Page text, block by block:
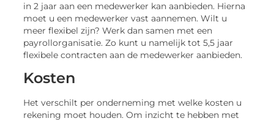
in 2 jaar aan een medewerker kan aanbieden. Hierna
moet u een medewerker vast aannemen. Wilt u
meer flexibel zijn? Werk dan samen met een
payrollorganisatie. Zo kunt u namelijk tot 5,5 jaar
flexibele contracten aan de medewerker aanbieden.
Kosten
Het verschilt per onderneming met welke kosten u
rekening moet houden. Om inzicht te hebben met